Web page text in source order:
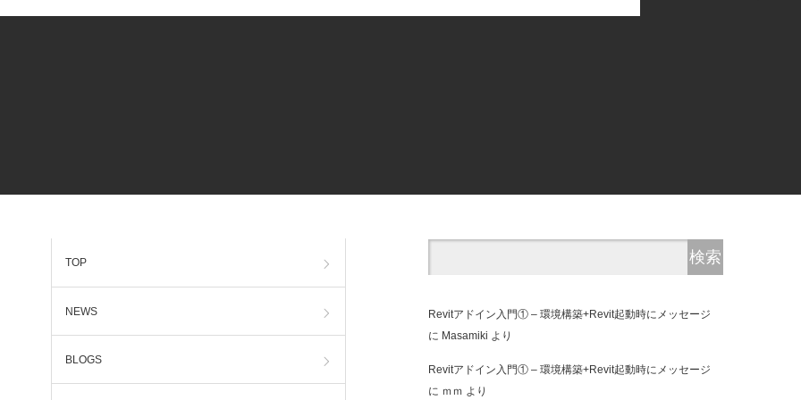
TOP
NEWS
BLOGS
Revitアドイン入門① – 環境構築+Revit起動時にメッセージ
に Masamiki より
Revitアドイン入門① – 環境構築+Revit起動時にメッセージ
に ｍｍ より